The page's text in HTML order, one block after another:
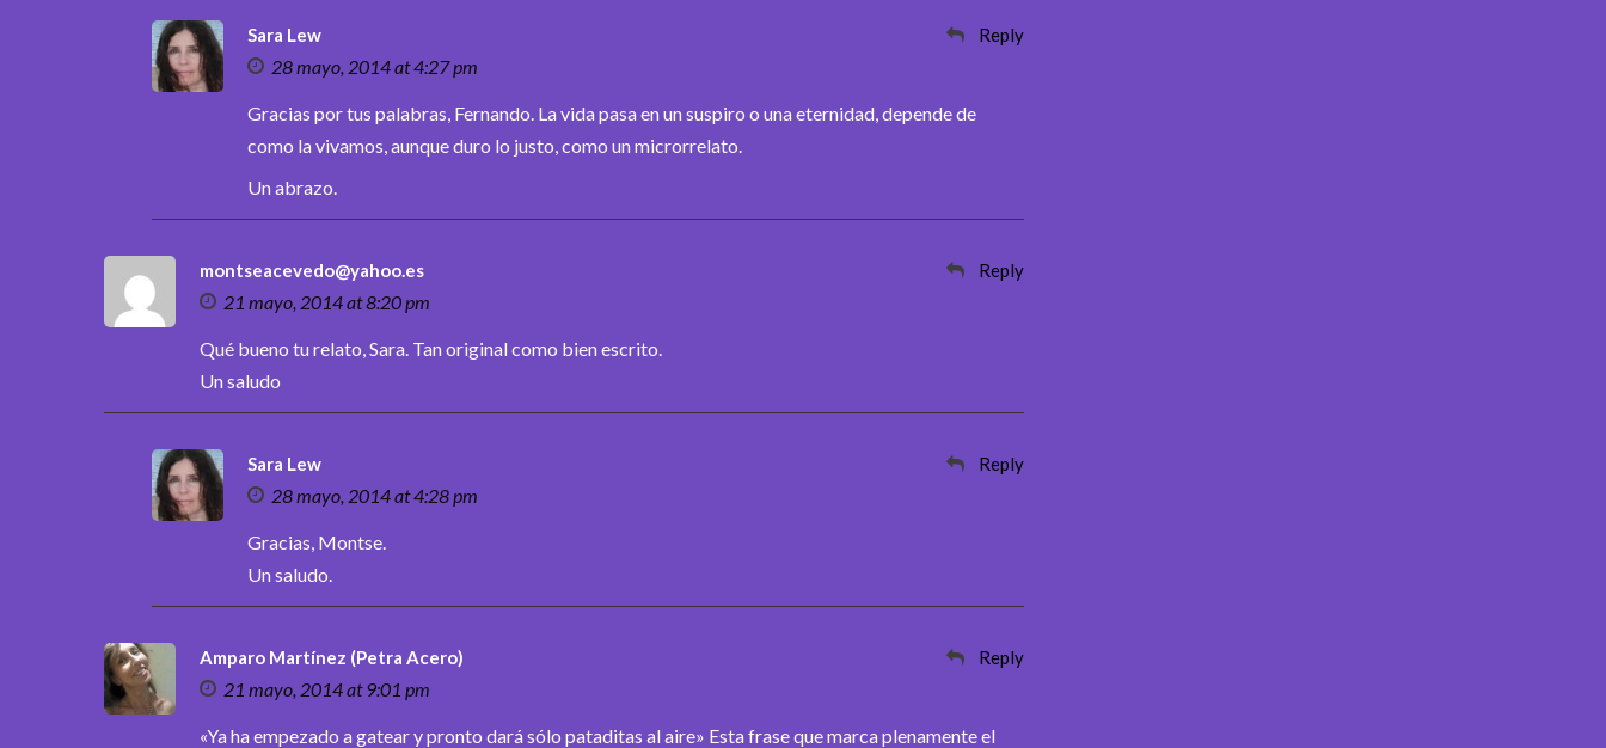
Sara Lew
28 mayo, 2014 at 4:27 pm
Reply
Gracias por tus palabras, Fernando. La vida pasa en un suspiro o una eternidad, depende de
como la vivamos, aunque duro lo justo, como un microrrelato.
Un abrazo.
montseacevedo@yahoo.es
21 mayo, 2014 at 8:20 pm
Reply
Qué bueno tu relato, Sara. Tan original como bien escrito.
Un saludo
Sara Lew
28 mayo, 2014 at 4:28 pm
Reply
Gracias, Montse.
Un saludo.
Amparo Martínez (Petra Acero)
21 mayo, 2014 at 9:01 pm
Reply
«Ya ha empezado a gatear y pronto dará sólo pataditas al aire» Esta frase que marca plenamente el